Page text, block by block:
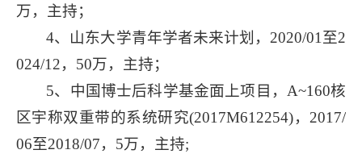
万，主持；
4、山东大学青年学者未来计划，2020/01至2
024/12，50万，主持；
5、中国博士后科学基金面上项目，A~160核
区宇称双重带的系统研究(2017M612254)，2017/
06至2018/07，5万，主持;